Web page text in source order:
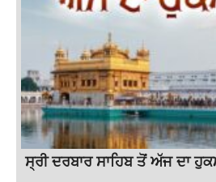
ਸ੍ਰੀ ਦਰਬਾਰ ਸਾਹਿਬ ਤੋਂ ਅੱਜ ਦਾ